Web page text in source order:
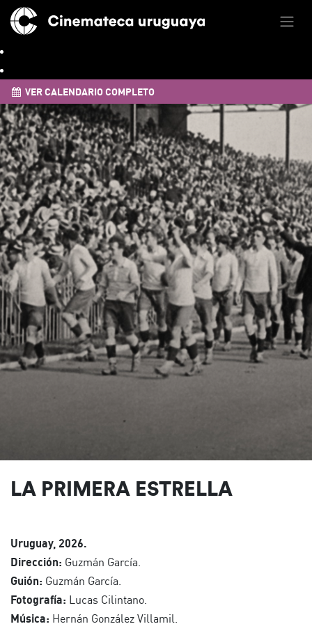
VER CALENDARIO COMPLETO
LA PRIMERA ESTRELLA
Uruguay, 2026.
Dirección: Guzmán García.
Guión: Guzmán García.
Fotografía: Lucas Cilintano.
Música: Hernán González Villamil.